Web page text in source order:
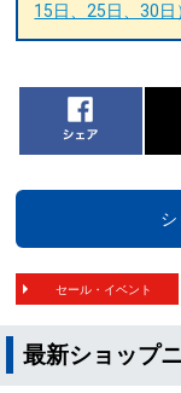
15日、25日、30日
セール・イベント
最新ショップ